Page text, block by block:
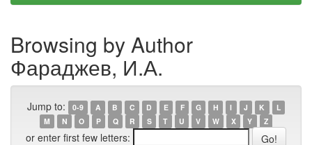
Browsing by Author
Фараджев, И.А.
Jump to: 0-9 A B C D E F G H I J K
L
M
N O P Q R S T U V W X Y Z
or enter first few letters: